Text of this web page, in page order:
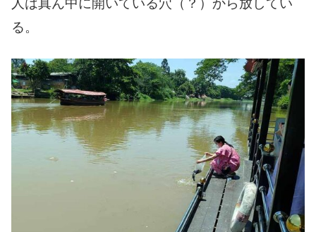
人は真ん中に開いている穴（？）から放してい
る。